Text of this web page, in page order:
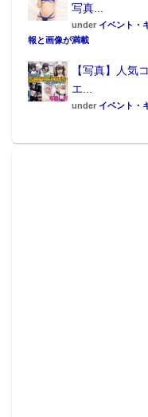
写真...
under イベント・
報と画像が満載
【写真】人気
エ...
under イベント・